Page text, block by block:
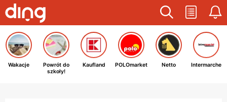
Wakacje
Powrót do
szkoły!
Kaufland POLOmarket Netto Intermarche